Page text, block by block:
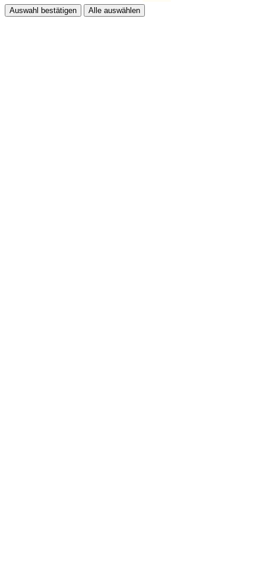
Auswahl bestätigen Alle auswählen